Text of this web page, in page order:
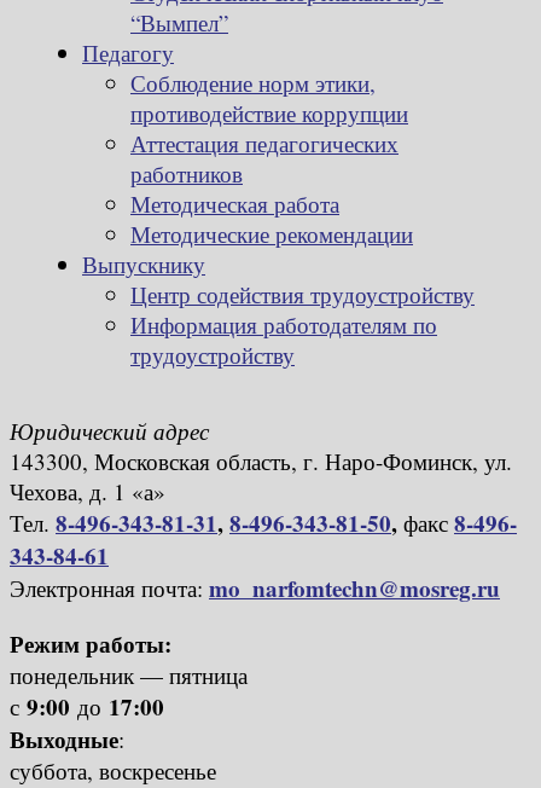
“Вымпел”
Педагогу
Соблюдение норм этики,
противодействие коррупции
Аттестация педагогических
работников
Методическая работа
Методические рекомендации
Выпускнику
Центр содействия трудоустройству
Информация работодателям по
трудоустройству
Юридический адрес
143300, Московская область, г. Наро-Фоминск, ул.
Чехова, д. 1 «а»
Тел. 8-496-343-81-31,8-496-343-81-50, факс 8-496-
343-84-61
Электронная почта: mo_narfomtechn@mosreg.ru
Режим работы:
понедельник — пятница
с 9:00 до 17:00
Выходные:
суббота, воскресенье